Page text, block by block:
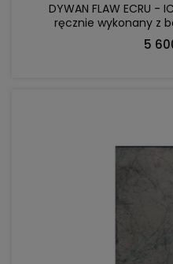
DYWAN FLAW ECRU -
ręcznie wykonany z
5